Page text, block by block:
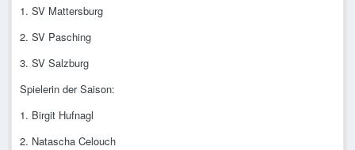
1. SV Mattersburg
2. SV Pasching
3. SV Salzburg
Spielerin der Saison:
1. Birgit Hufnagl
2. Natascha Celouch